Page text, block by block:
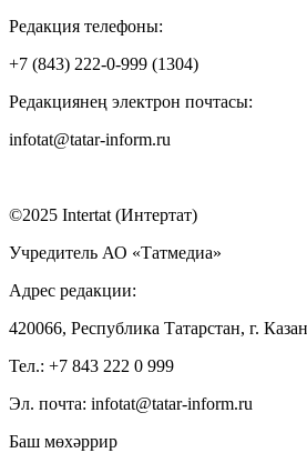
Редакция телефоны:
+7 (843) 222-0-999 (1304)
Редакциянең электрон почтасы:
infotat@tatar-inform.ru
©2025 Intertat (Интертат)
Учредитель АО «Татмедиа»
Адрес редакции:
420066, Республика Татарстан, г.
Тел.: +7 843 222 0 999
Эл. почта: infotat@tatar-inform.ru
Баш мөхәррир